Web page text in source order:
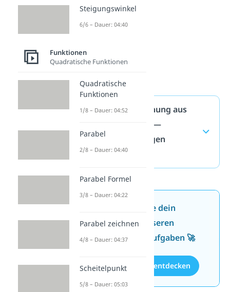
Geradengleichung aus
zwei Punkten —
häufigste Fragen
(ausklappen)
Jetzt neu: Teste dein
Wissen mit unseren
kostenlosen Aufgaben 🚀
Aufgaben entdecken
Steigungswinkel
6/6 – Dauer: 04:40
Funktionen
Quadratische Funktionen
Quadratische
Funktionen
1/8 – Dauer: 04:52
Parabel
2/8 – Dauer: 04:40
Parabel Formel
3/8 – Dauer: 04:22
Parabel zeichnen
4/8 – Dauer: 04:37
Scheitelpunkt
5/8 – Dauer: 05:03